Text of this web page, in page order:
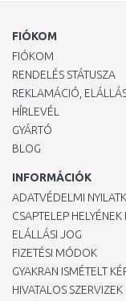
FIÓKOM
FIÓKOM
RENDELÉS STÁTUSZA
REKLAMÁCIÓ,
HÍRLEVÉL
GYÁRTÓ
BLOG
INFORMÁCIÓK
ADATVÉDELMI
CSAPTELEP
ELÁLLÁSI JOG
FIZETÉSI MÓDOK
GYAKRAN ISMÉTELT
HIVATALOS SZERVIZEK